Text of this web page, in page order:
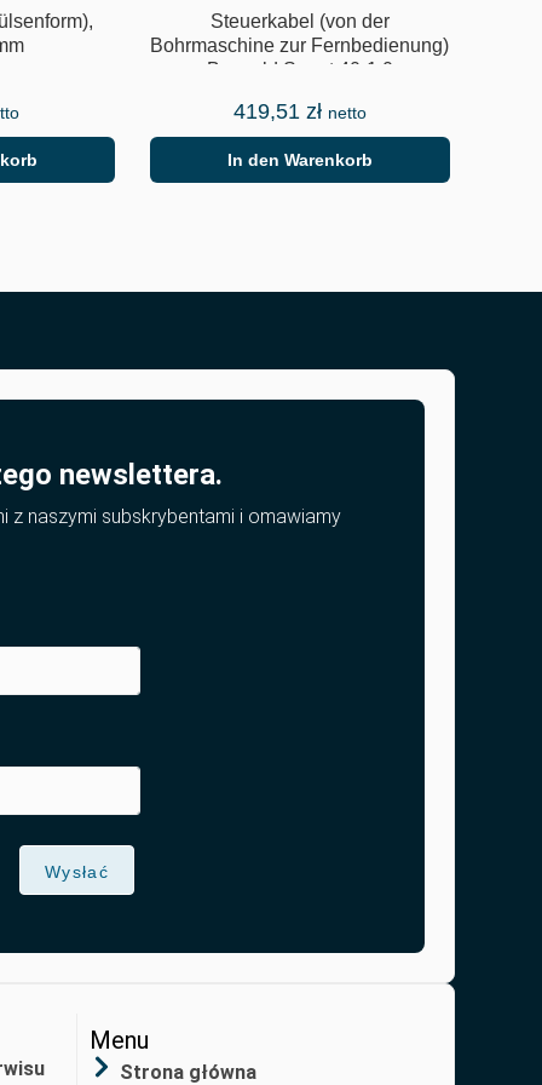
Steuerkabel (von der
Bohrmaschine zur Fernbedienung)
Borweld Smart 40-1.0
419,51 zł netto
In den Warenkorb
newslettera.
z naszymi subskrybentami i omawiamy
Wysłać
Menu
Strona główna